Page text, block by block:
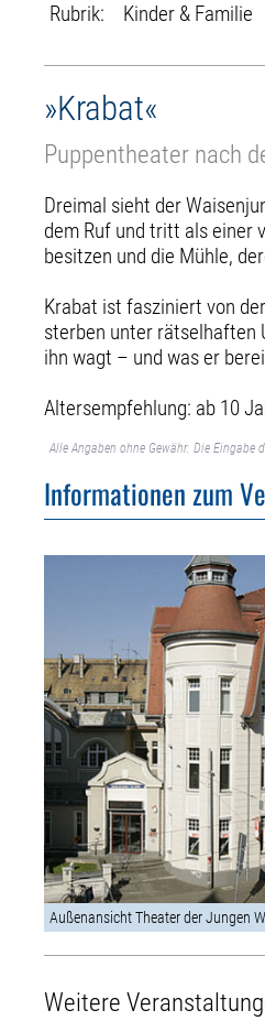
Rubrik:
Kinder & Familie
»Krabat«
Puppentheater nach
Dreimal sieht der
dem Ruf und tritt als einer
besitzen und die Mühle,
Krabat ist fasziniert von
sterben unter rätselhaften
ihn wagt – und was er
Altersempfehlung: ab 10
Alle Angaben ohne Gewähr. Die
Informationen zum
Außenansicht Theater der Jungen
Weitere